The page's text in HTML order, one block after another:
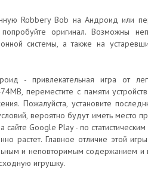
Robbery Bob на Андроид или
оригинал. Возможны
системы, а также на
- привлекательная игра от
переместите с памяти
Пожалуйста, установите
вероятно будут иметь место
Google Play - по
растет. Главное отличие этой
и неповторимым содержанием и
игрушку.